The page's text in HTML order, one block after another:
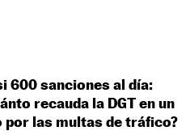
600 sanciones al día:
recauda la DGT en un
por las multas de tráfico?